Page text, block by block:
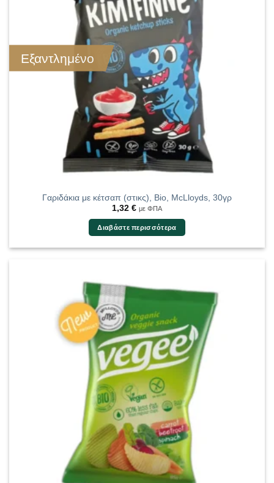
Εξαντλημένο
Γαριδάκια με κέτσαπ (στικς), Bio, McLloyds, 30γρ
1,32 € με ΦΠΑ
Διαβάστε περισσότερα